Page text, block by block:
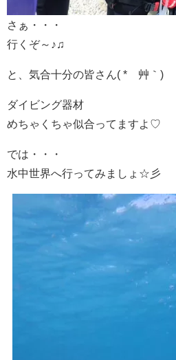
さぁ・・・
行くぞ～♪♫
と、気合十分の皆さん( *´艸｀)
ダイビング器材
めちゃくちゃ似合ってますよ♡
では・・・
水中世界へ行ってみましょ☆彡